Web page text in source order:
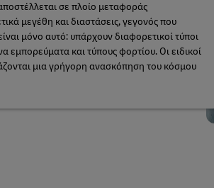
σε πλοίο μεταφοράς
μεγέθη και διαστάσεις, γεγονός που
μόνο αυτό: υπάρχουν διαφορετικοί τύποι
εμπορεύματα και τύπους φορτίου. Οι ειδικοί
μια γρήγορη ανασκόπηση του κόσμου